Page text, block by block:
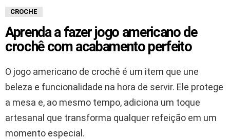
CROCHE
Aprenda a fazer jogo americano de
crochê com acabamento perfeito
O jogo americano de crochê é um item que une
beleza e funcionalidade na hora de servir. Ele protege
a mesa e, ao mesmo tempo, adiciona um toque
artesanal que transforma qualquer refeição em um
momento especial.